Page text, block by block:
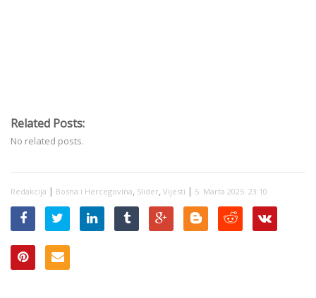
Related Posts:
No related posts.
Redakcija | Bosna i Hercegovina, Slider, Vijesti | 5. Marta 2025. 23:10